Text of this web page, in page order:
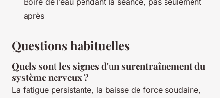
Boire de l’eau pendant la séance, pas seulement
après
Questions habituelles
Quels sont les signes d'un surentraînement du
système nerveux ?
La fatigue persistante, la baisse de force soudaine,